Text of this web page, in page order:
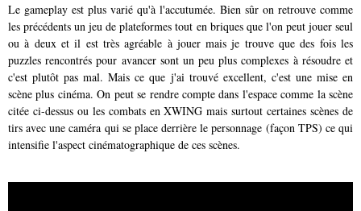
Le gameplay est plus varié qu'à l'accutumée. Bien sûr on retrouve comme
les précédents un jeu de plateformes tout en briques que l'on peut jouer seul
ou à deux et il est très agréable à jouer mais je trouve que des fois les
puzzles rencontrés pour avancer sont un peu plus complexes à résoudre et
c'est plutôt pas mal. Mais ce que j'ai trouvé excellent, c'est une mise en
scène plus cinéma. On peut se rendre compte dans l'espace comme la scène
citée ci-dessus ou les combats en XWING mais surtout certaines scènes de
tirs avec une caméra qui se place derrière le personnage (façon TPS) ce qui
intensifie l'aspect cinématographique de ces scènes.